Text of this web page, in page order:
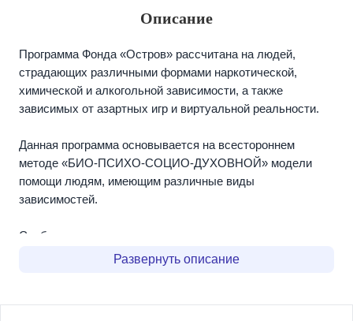
Описание
Программа Фонда «Остров» рассчитана на людей,
страдающих различными формами наркотической,
химической и алкогольной зависимости, а также
зависимых от азартных игр и виртуальной реальности.
Данная программа основывается на всестороннем
методе «БИО-ПСИХО-СОЦИО-ДУХОВНОЙ» модели
помощи людям, имеющим различные виды
зависимостей.
Сообщество рассматривается как среда, моделирующая
социально безопасные формы поведения, необходимые
исполнения социальных ролей.
Развернуть описание